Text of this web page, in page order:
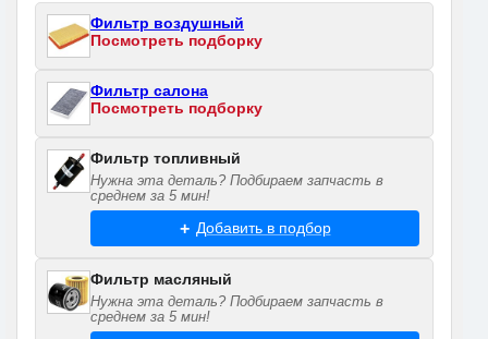
Фильтр воздушный
Посмотреть подборку
Фильтр салона
Посмотреть подборку
Фильтр топливный
Нужна эта деталь? Подбираем запчасть в
среднем за 5 мин!
Добавить в подбор
Фильтр масляный
Нужна эта деталь? Подбираем запчасть в
среднем за 5 мин!